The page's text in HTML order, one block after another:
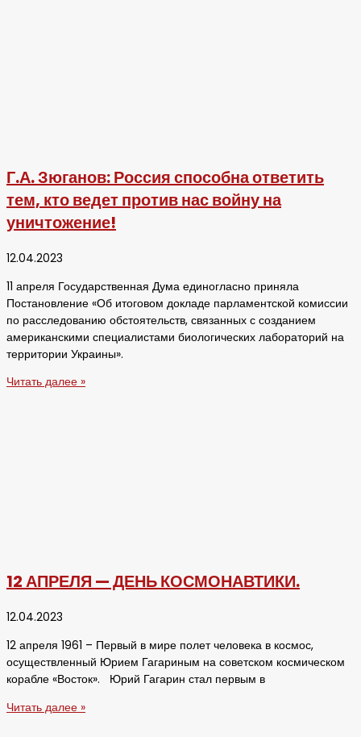
Г.А. Зюганов: Россия способна ответить
тем, кто ведет против нас войну на
уничтожение!
12.04.2023
11 апреля Государственная Дума единогласно приняла
Постановление «Об итоговом докладе парламентской комиссии
по расследованию обстоятельств, связанных с созданием
американскими специалистами биологических лабораторий на
территории Украины».
Читать далее »
12 АПРЕЛЯ — ДЕНЬ КОСМОНАВТИКИ.
12.04.2023
12 апреля 1961 – Первый в мире полет человека в космос,
осуществленный Юрием Гагариным на советском космическом
корабле «Восток». Юрий Гагарин стал первым в
Читать далее »